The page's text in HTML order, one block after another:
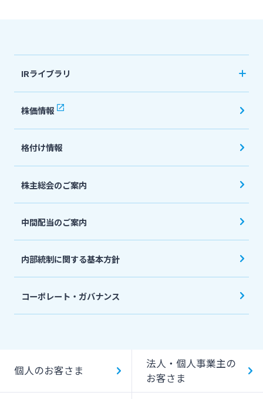
株主・投資家の皆さま
ニュースリリース一覧
採用情報
IRライブラリ
決算短信
有価証券報告書・四半期報告書
IR関連ニュースリリース
会社説明会資料
投資家向け説明会資料
English
株価情報
格付け情報
株主総会のご案内
中間配当のご案内
内部統制に関する基本方針
コーポレート・ガバナンス
個人のお客さま
法人・個人事業主の
お客さま